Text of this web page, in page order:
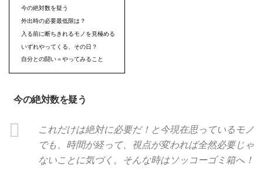
今の絶対数を疑う
外出時の必要最低限は？
入る前に断ちきれるモノを見極める
いずれやってくる、その日？
自分との闘い＝やってみること
今の絶対数を疑う
これだけは絶対に必要だ！と今現在思っているモノ
でも、時間が経って、視点が変われば全然必要じゃ
ないことに気づく。そんな時はソッコーゴミ箱へ！